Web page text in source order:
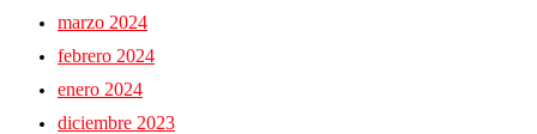
marzo 2024
febrero 2024
enero 2024
diciembre 2023